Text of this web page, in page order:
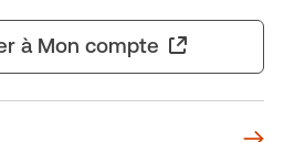
à Mon compte